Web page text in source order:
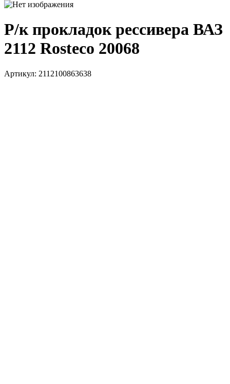
Р/к прокладок рессивера ВАЗ
2112 Rosteco 20068
Артикул: 2112100863638